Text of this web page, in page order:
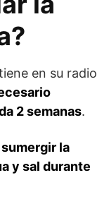
en su radio
2 semanas.
sumergir la
y sal durante